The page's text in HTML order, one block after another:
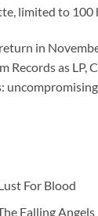
limited to
in
Records as LP,
For Blood
Falling Angels